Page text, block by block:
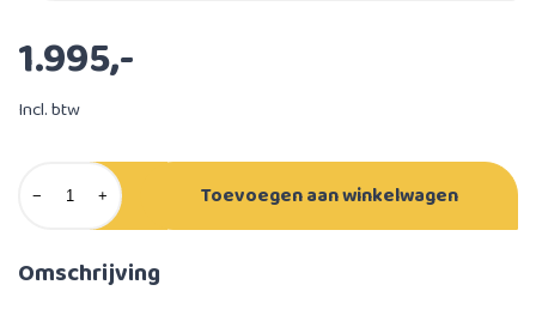
1.995,-
Incl. btw
− + Toevoegen aan winkelwagen
Omschrijving